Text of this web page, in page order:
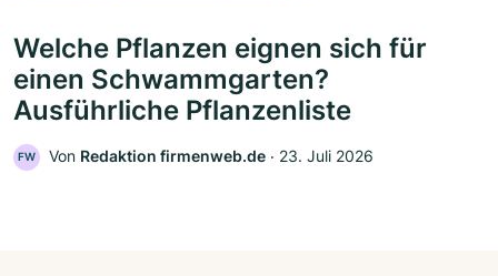
Welche Pflanzen eignen sich für
einen Schwammgarten?
Ausführliche Pflanzenliste
FW Von Redaktion firmenweb.de ‧ 23. Juli 2026